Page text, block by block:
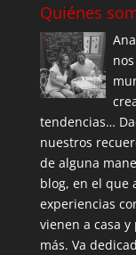
Quiénes
tendencias…
nuestros
de alguna
blog, en el que
experiencias
vienen a casa
más. Va